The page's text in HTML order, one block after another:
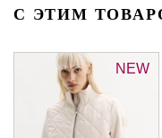
С ЭТИМ
NEW